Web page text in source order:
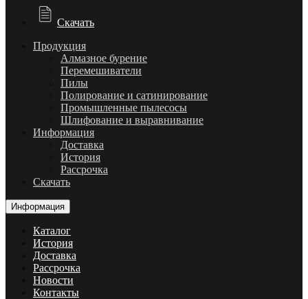
Скачать
Продукция
Алмазное бурение
Перемешиватели
Пилы
Полирование и сатинирование
Промышленные пылесосы
Шлифование и выравнивание
Информация
Доставка
История
Рассрочка
Скачать
Информация
Каталог
История
Доставка
Рассрочка
Новости
Контакты